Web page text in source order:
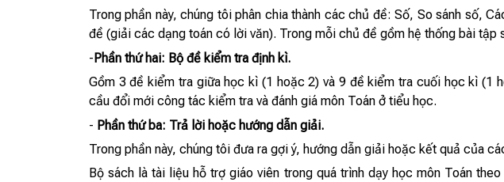
Trong phần này, chúng tôi phân chia thành các chủ đề: Số, So sánh số,
đề (giải các dạng toán có lời văn). Trong mỗi chủ đề gồm hệ thống bài
-Phần thứ hai: Bộ đề kiểm tra định kì.
Gồm 3 đề kiểm tra giữa học kì (1 hoặc 2) và 9 đề kiểm tra cuối học kì (1
cầu đổi mới công tác kiểm tra và đánh giá môn Toán ở tiểu học.
- Phần thứ ba: Trả lời hoặc hướng dẫn giải.
Trong phần này, chúng tôi đưa ra gợi ý, hướng dẫn giải hoặc kết quả của
Bộ sách là tài liệu hỗ trợ giáo viên trong quá trình dạy học môn Toán